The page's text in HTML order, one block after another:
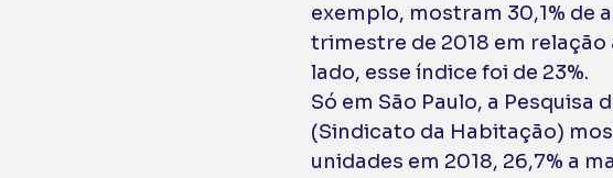
exemplo, mostram 30,1% de
trimestre de 2018 em
lado, esse índice foi de 23%.
Só em São Paulo, a
(Sindicato da Habitação)
unidades em 2018, 26,7% a